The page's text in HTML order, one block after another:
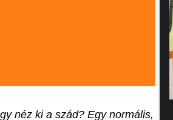
néz ki a szád? Egy normális,